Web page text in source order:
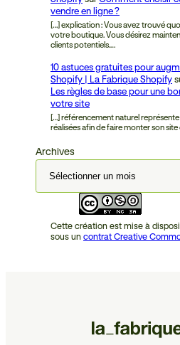
vendre en ligne ?
[…] explication : Vous avez trouvé
votre boutique. Vous désirez
clients potentiels.…
10 astuces gratuites pour
Shopify | La Fabrique Shopify
Les règles de base pour une
votre site
[…] référencement naturel
réalisées afin de faire monter son
Archives
Cette création est mise à
sous un contrat Creative